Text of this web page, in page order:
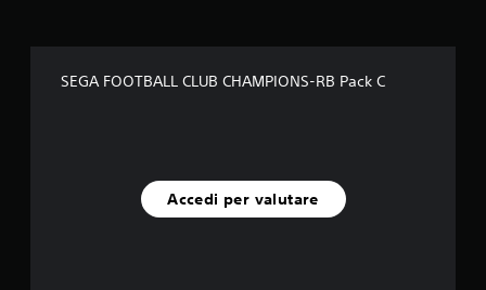
SEGA FOOTBALL CLUB CHAMPIONS-RB Pack C
Accedi per valutare